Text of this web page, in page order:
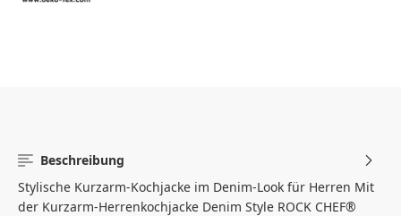
Beschreibung
Stylische Kurzarm-Kochjacke im Denim-Look für Herren Mit
der Kurzarm-Herrenkochjacke Denim Style ROCK CHEF®